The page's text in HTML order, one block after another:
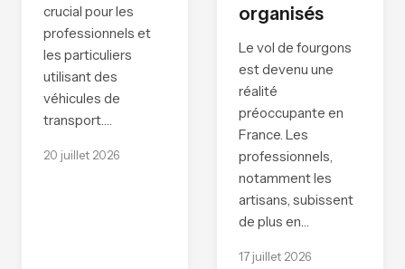
crucial pour les
professionnels et
les particuliers
utilisant des
véhicules de
transport.…
20 juillet 2026
organisés
Le vol de fourgons
est devenu une
réalité
préoccupante en
France. Les
professionnels,
notamment les
artisans, subissent
de plus en…
17 juillet 2026